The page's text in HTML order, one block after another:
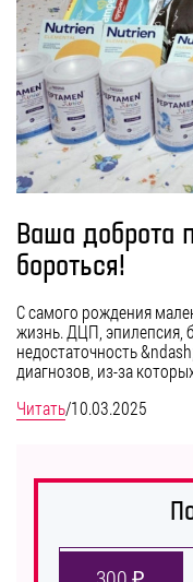
Ваша доброта
бороться!
С самого рождения
жизнь. ДЦП, эпилепсия,
недостаточность
диагнозов, из-за
Читать/10.03.2025